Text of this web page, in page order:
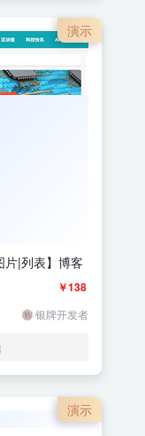
演示
片|列表】博客
￥138
银牌开发者
演示